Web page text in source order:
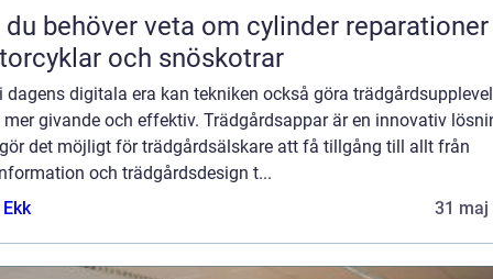
behöver veta om cylinder
och snöskotrar
dagens digitala era kan tekniken också göra
mer givande och effektiv. Trädgårdsappar är en innovativ
det möjligt för trädgårdsälskare att få tillgång till allt från
och trädgårdsdesign t...
31 maj